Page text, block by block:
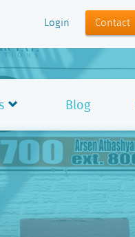
Login Contact
Blog